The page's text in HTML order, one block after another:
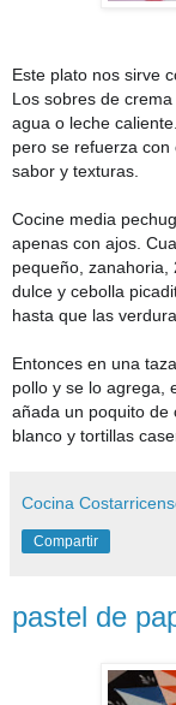
Este plato nos sirve
Los sobres de
agua o leche
pero se refuerza
sabor y texturas.
Cocine media
apenas con ajos.
pequeño, zanahoria,
dulce y cebolla
hasta que las
Entonces en una
pollo y se lo agrega,
añada un poquito de
blanco y tortillas
Cocina
Compartir
pastel de